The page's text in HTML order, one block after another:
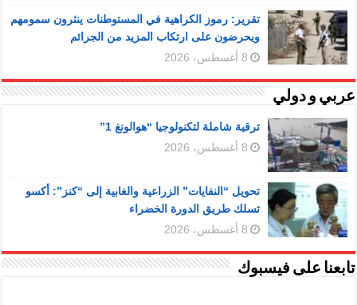
تقرير: رموز الكراهية في المستوطنات ينثرون سمومهم
ويحرضون على ارتكاب المزيد من الجرائم
8 أغسطس، 2026
عربي و دولي
ترقية شاملة لتكنولوجيا “هوالونغ 1”
8 أغسطس، 2026
تحويل “النفايات” الزراعية والغابية إلى “كنز”: أكسو
تسلك طريق الدورة الخضراء
8 أغسطس، 2026
تابعنا على فيسبوك